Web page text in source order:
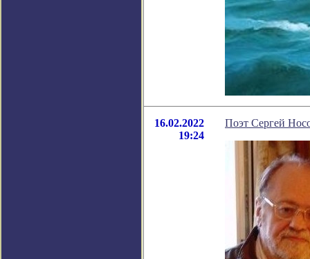
16.02.2022
19:24
Поэт Сергей